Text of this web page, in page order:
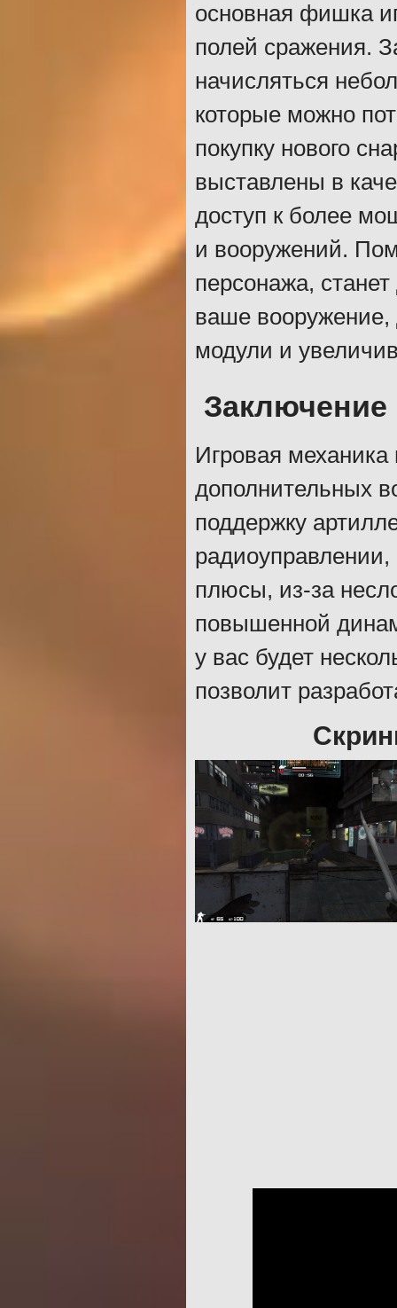
основная фишка
полей сражения.
начисляться
которые можно
покупку нового
выставлены в
доступ к более
и вооружений.
персонажа,
ваше вооружение,
модули и
Заключение
Игровая
дополнительных
поддержку
плюсы, из-за
повышенной
у вас будет
позволит